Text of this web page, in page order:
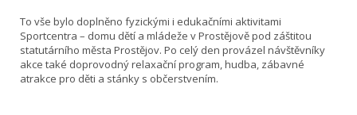
To vše bylo doplněno fyzickými i edukačními aktivitami
Sportcentra – domu dětí a mládeže v Prostějově pod záštitou
statutárního města Prostějov. Po celý den provázel návštěvníky
akce také doprovodný relaxační program, hudba, zábavné
atrakce pro děti a stánky s občerstvením.